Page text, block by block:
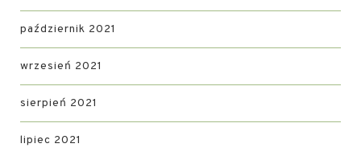
październik 2021
wrzesień 2021
sierpień 2021
lipiec 2021